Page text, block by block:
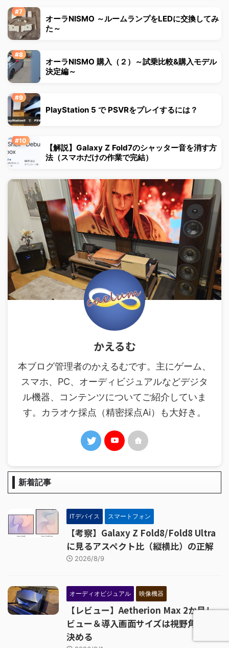
オーラNISMO ～ルームランプをLEDに交換してみ
た～
オーラNISMO 購入（２）～試乗比較&購入モデル
決定編～
PlayStation 5 で PSVRをプレイするには？
【解説】Galaxy Z Fold7のシャッター音を消す方
法（スマホだけの作業で完結）
かえるむ
本ブログ管理者のかえるむです。主にゲーム、
スマホ、PC、オーディビジュアルなどデジタ
ル機器、コンテンツについてご紹介していま
す。カラオケ採点（精密採点Ai）も大好き。
新着記事
ITデバイス スマートフォン
【考察】Galaxy Z Fold8/Fold8 Ultra
に見るアスペクト比（縦横比）の正解
2026/8/9
オーディオビジュアル 映像機器
【レビュー】Aetherion Max 2か月レ
ビュー＆導入画面サイズは視野角から
決める